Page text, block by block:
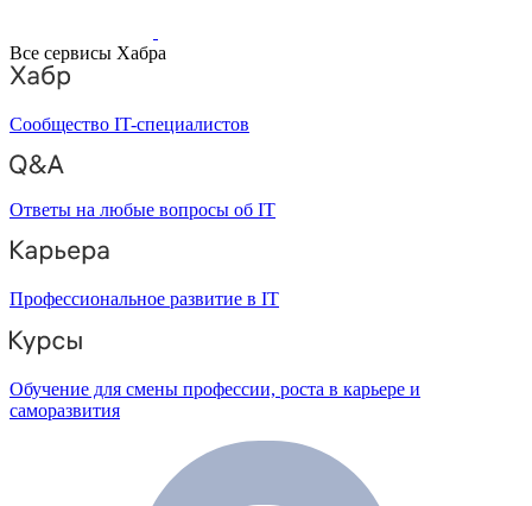
Все сервисы Хабра
Сообщество IT-специалистов
Ответы на любые вопросы об IT
Профессиональное развитие в IT
Обучение для смены профессии, роста в карьере и
саморазвития